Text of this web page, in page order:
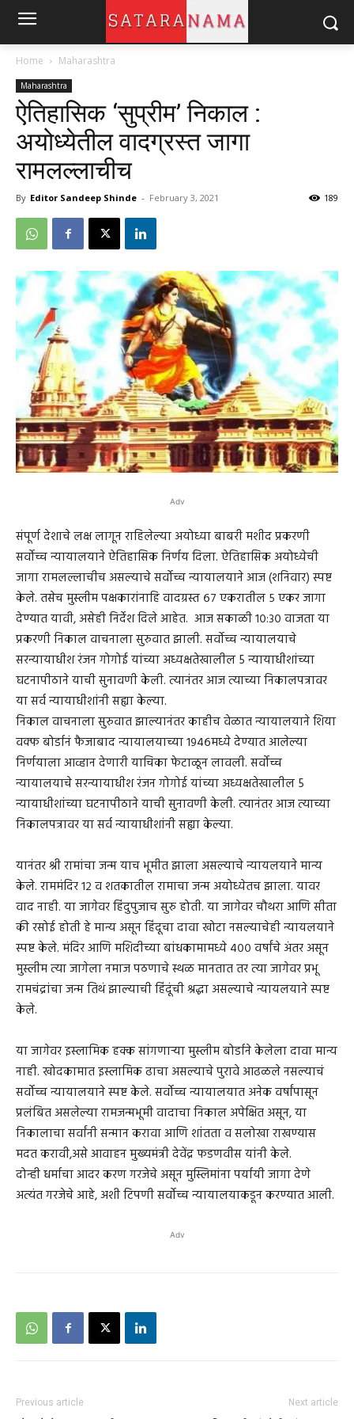
Home Maharashtra
Maharashtra
ऐतिहासिक ‘सुप्रीम’ निकाल :
अयोध्येतील वादग्रस्त जागा
रामलल्लाचीच
By Editor Sandeep Shinde - February 3, 2021 189
Adv
संपूर्ण देशाचे लक्ष लागून राहिलेल्या अयोध्या बाबरी मशीद प्रकरणी
सर्वोच्च न्यायालयाने ऐतिहासिक निर्णय दिला. ऐतिहासिक अयोध्येची
जागा रामलल्लाचीच असल्याचे सर्वोच्च न्यायालयाने आज (शनिवार) स्पष्ट
केले. तसेच मुस्लीम पक्षकारांनाहि वादग्रस्त ६७ एकरातील ५ एकर जागा
देण्यात यावी, असेही निर्देश दिले आहेत. आज सकाळी १०:३० वाजता या
प्रकरणी निकाल वाचनाला सुरुवात झाली. सर्वोच्च न्यायालयाचे
सरन्यायाधीश रंजन गोगोई यांच्या अध्यक्षतेखालील 5 न्यायाधीशांच्या
घटनापीठाने याची सुनावणी केली. त्यानंतर आज त्याच्या निकालपत्रावर
या सर्व न्यायाधीशांनी सह्या केल्या.
निकाल वाचनाला सुरुवात झाल्यानंतर काहीच वेळात न्यायालयाने शिया
वक्फ बोर्डानं फैजाबाद न्यायालयाच्या १९४६मध्ये देण्यात आलेल्या
निर्णयाला आव्हान देणारी याचिका फेटाळून लावली. सर्वोच्च
न्यायालयाचे सरन्यायाधीश रंजन गोगोई यांच्या अध्यक्षतेखालील 5
न्यायाधीशांच्या घटनापीठाने याची सुनावणी केली. त्यानंतर आज त्याच्या
निकालपत्रावर या सर्व न्यायाधीशांनी सह्या केल्या.
यानंतर श्री रामांचा जन्म याच भूमीत झाला असल्याचे न्यायलयाने मान्य
केले. राममंदिर १२ व शतकातील रामाचा जन्म अयोध्येतच झाला. यावर
वाद नाही. या जागेवर हिंदुपुजाच सुरु होती. या जागेवर चौथरा आणि सीता
की रसोई होती हे मान्य असून हिंदूचा दावा खोटा नसल्याचेही न्यायलयाने
स्पष्ट केले. मंदिर आणि मशिदीच्या बांधकामामध्ये ४०० वर्षांचे अंतर असून
मुस्लीम त्या जागेला नमाज पठणाचे स्थळ मानतात तर त्या जागेवर प्रभू
रामचंद्रांचा जन्म तिथं झाल्याची हिंदूंची श्रद्धा असल्याचे न्यायलयाने स्पष्ट
केले.
या जागेवर इस्लामिक हक्क सांगणाऱ्या मुस्लीम बोर्डाने केलेला दावा मान्य
नाही. खोदकामात इस्लामिक ढाचा असल्याचे पुरावे आढळले नसल्याचं
सर्वोच्च न्यायालयाने स्पष्ट केले. सर्वोच्च न्यायालयात अनेक वर्षांपासून
प्रलंबित असलेल्या रामजन्मभूमी वादाचा निकाल अपेक्षित असून, या
निकालाचा सर्वांनी सन्मान करावा आणि शांतता व सलोखा राखण्यास
मदत करावी,असे आवाहन मुख्यमंत्री देवेंद्र फडणवीस यांनी केले.
दोन्ही धर्माचा आदर करण गरजेचे असून मुस्लिमांना पर्यायी जागा देणे
अत्यंत गरजेचे आहे, अशी टिपणी सर्वोच्च न्यायालयाकडून करण्यात आली.
Adv
Previous article Next article